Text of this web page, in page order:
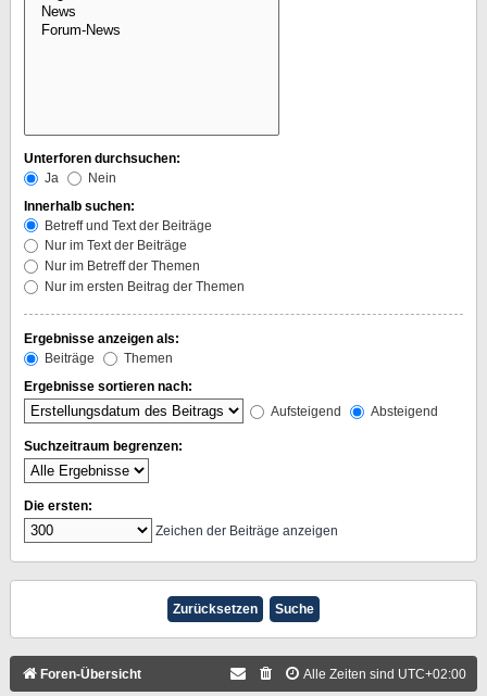
Unterforen durchsuchen:
Ja
Nein
Innerhalb suchen:
Betreff und Text der Beiträge
Nur im Text der Beiträge
Nur im Betreff der Themen
Nur im ersten Beitrag der Themen
Ergebnisse anzeigen als:
Beiträge
Themen
Ergebnisse sortieren nach:
Aufsteigend
Absteigend
Suchzeitraum begrenzen:
Die ersten:
Zeichen der Beiträge anzeigen
Foren-Übersicht Alle Zeiten sind UTC+02:00